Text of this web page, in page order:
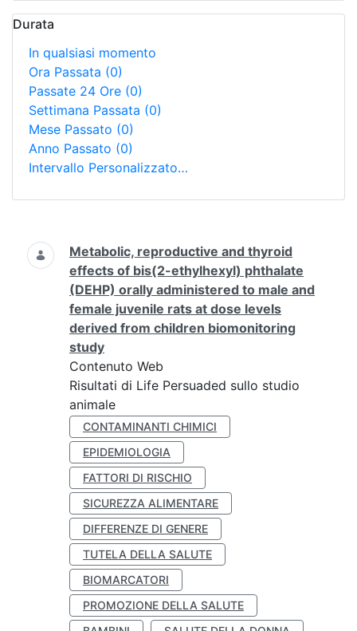
Durata
In qualsiasi momento
Ora Passata (0)
Passate 24 Ore (0)
Settimana Passata (0)
Mese Passato (0)
Anno Passato (0)
Intervallo Personalizzato…
Ricerca
Metabolic, reproductive and thyroid
effects of bis(2-ethylhexyl) phthalate
(DEHP) orally administered to male and
female juvenile rats at dose levels
derived from children biomonitoring
study
Contenuto Web
Risultati di Life Persuaded sullo studio
animale
CONTAMINANTI CHIMICI
EPIDEMIOLOGIA
FATTORI DI RISCHIO
SICUREZZA ALIMENTARE
DIFFERENZE DI GENERE
TUTELA DELLA SALUTE
BIOMARCATORI
PROMOZIONE DELLA SALUTE